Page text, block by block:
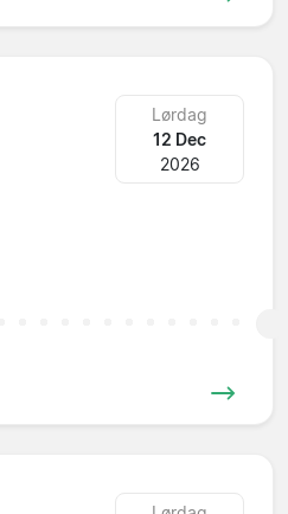
Lørdag
12 Dec
2026